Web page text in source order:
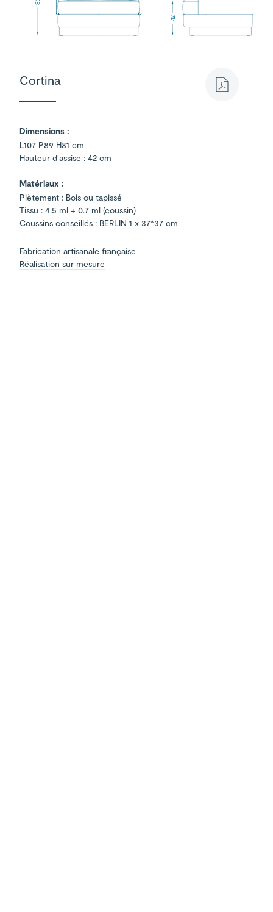
42
Cortina
Dimensions :
L107 P89 H81 cm
Hauteur d’assise : 42 cm
Matériaux :
Piètement : Bois ou tapissé
Tissu : 4.5 ml + 0.7 ml (coussin)
Coussins conseillés : BERLIN 1 x 37*37 cm
Fabrication artisanale française
Réalisation sur mesure